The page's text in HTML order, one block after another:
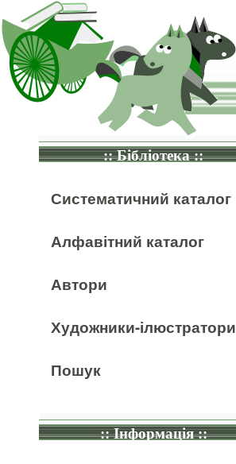
:: Бібліотека ::
Систематичний каталог
Алфавітний каталог
Автори
Художники-ілюстратори
Пошук
:: Інформація ::